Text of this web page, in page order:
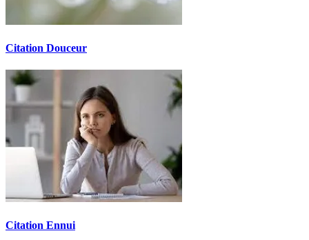
Citation Douceur
Citation Ennui